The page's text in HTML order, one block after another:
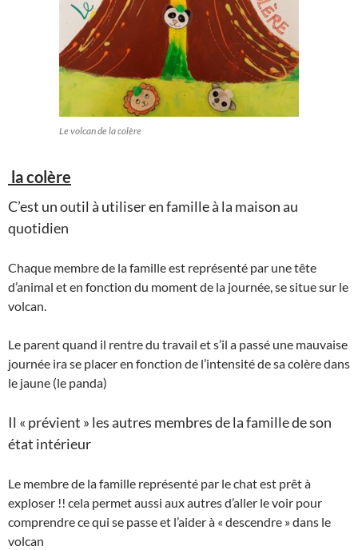
Le volcan de la colère
la colère
C’est un outil à utiliser en famille à la maison au
quotidien
Chaque membre de la famille est représenté par une tête
d’animal et en fonction du moment de la journée, se situe sur le
volcan.
Le parent quand il rentre du travail et s’il a passé une mauvaise
journée ira se placer en fonction de l’intensité de sa colère dans
le jaune (le panda)
Il « prévient » les autres membres de la famille de son
état intérieur
Le membre de la famille représenté par le chat est prêt à
exploser !! cela permet aussi aux autres d’aller le voir pour
comprendre ce qui se passe et l’aider à « descendre » dans le
volcan